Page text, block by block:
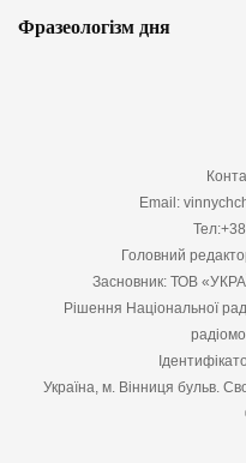
Фразеологізм дня
Email:
Головний
Засновник: ТОВ
Рішення Національної
Україна, м. Вінниця бульв.